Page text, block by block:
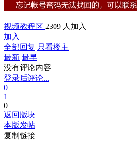
视频教程区 2309 人加入
加入
全部回复 只看楼主
最新 最早
没有评论内容
登录后评论...
0
1
0
返回版块
本版发帖
复制链接